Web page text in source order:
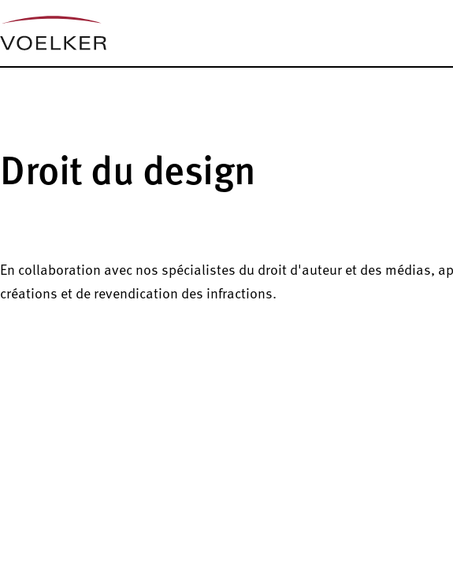
Droit du design
En collaboration avec nos spécialistes du droit d'auteur et des médias,
créations et de revendication des infractions.